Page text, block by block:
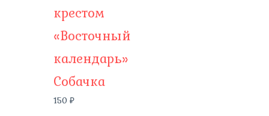
крестом
«Восточный
календарь»
Собачка
150₽